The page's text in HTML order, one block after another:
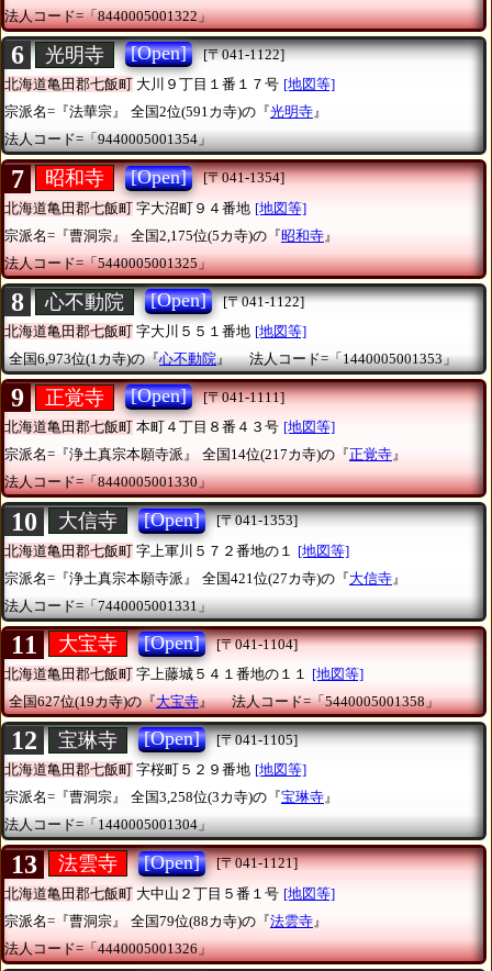
法人コード=「8440005001322」
6 光明寺 [Open]
[〒041-1122]
北海道亀田郡七飯町 大川９丁目１番１７号 [地図等]
宗派名=『法華宗』
全国2位(591カ寺)の『光明寺』
法人コード=「9440005001354」
7 昭和寺 [Open]
[〒041-1354]
北海道亀田郡七飯町 字大沼町９４番地 [地図等]
宗派名=『曹洞宗』
全国2,175位(5カ寺)の『昭和寺 』
法人コード=「5440005001325」
8 心不動院 [Open]
[〒041-1122]
北海道亀田郡七飯町 字大川５５１番地 [地図等]
全国6,973位(1カ寺)の『心不動院』 法人コード=「1440005001353」
9 正覚寺 [Open]
[〒041-1111]
北海道亀田郡七飯町 本町４丁目８番４３号 [地図等]
宗派名=『浄土真宗本願寺派』
全国14位(217カ寺)の『正覚寺』
法人コード=「8440005001330」
10 大信寺 [Open]
[〒041-1353]
北海道亀田郡七飯町 字上軍川５７２番地の１
[地図等]
宗派名=『浄土真宗本願寺派』
全国421位(27カ寺)の『大信寺 』
法人コード=「7440005001331」
11 大宝寺 [Open]
[〒041-1104]
北海道亀田郡七飯町 字上藤城５４１番地の１１
[地図等]
全国627位(19カ寺)の『大宝寺』 法人コード=「5440005001358」
12 宝琳寺 [Open]
[〒041-1105]
北海道亀田郡七飯町 字桜町５２９番地 [地図等]
宗派名=『曹洞宗』
全国3,258位(3カ寺)の『宝琳寺』
法人コード=「1440005001304」
13 法雲寺 [Open]
[〒041-1121]
北海道亀田郡七飯町 大中山２丁目５番１号 [地図等]
宗派名=『曹洞宗』
全国79位(88カ寺)の『法雲寺 』
法人コード=「4440005001326」